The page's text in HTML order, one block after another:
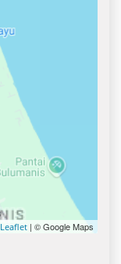
Leaflet | © Google Maps